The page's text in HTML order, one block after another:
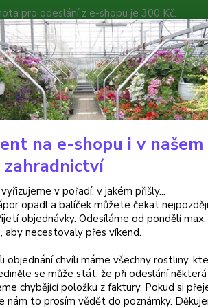
pro odeslání z e-shopu je 300 Kč.
v následujícím týdnu po přijetí
Hledat
- 1 ks
- 1 ks
listy a
celý
na e-shopu i v našem
zahradnictví
v pořadí, v jakém přišly...
opadl a balíček můžete čekat
objednávky. Odesíláme od pondělí
aby necestovaly přes víkend.
objednání chvíli máme všechny rostliny,
se může stát, že při odeslání některá
chybějící položku z faktury. Pokud si
to prosím vědět do poznámky.